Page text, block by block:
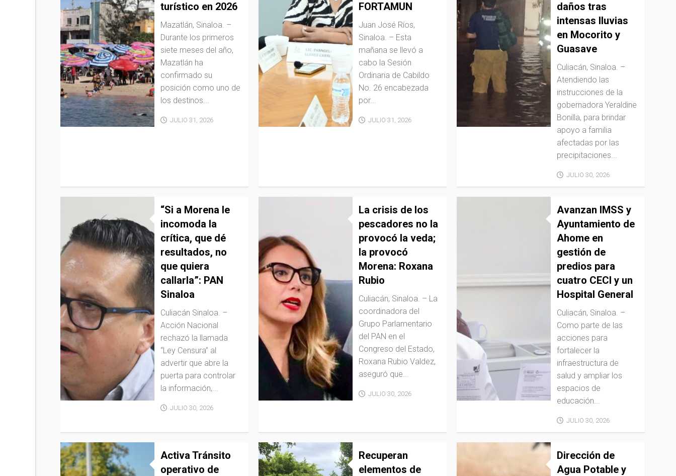
turístico en 2026
Mazatlán, Sinaloa. –
Durante los primeros
siete meses del año,
Mazatlán ha
confirmado su
posición como uno de
los destinos...
JULIO 31, 2026
FORTAMUN
Juan José Ríos,
Sinaloa. – Esta
mañana se llevó a
cabo la Sesión
Ordinaria de Cabildo
No. 26 encabezada
por...
JULIO 31, 2026
daños tras
intensas lluvias
en Mocorito y
Guasave
Culiacán, Sinaloa. –
Atendiendo las
instrucciones de la
gobernadora Yeraldine
Bonilla, para brindar
apoyo a familia
afectadas por las
precipitaciones...
JULIO 30, 2026
“Si a Morena le
incomoda la
crítica, que dé
resultados, no
que quiera
callarla”: PAN
Sinaloa
Culiacán Sinaloa. –
Acción Nacional
rechazó la llamada
“Ley Censura” al
advertir que abre la
puerta para controlar
la información,...
JULIO 30, 2026
La crisis de los
pescadores no la
provocó la veda;
la provocó
Morena: Roxana
Rubio
Culiacán, Sinaloa. – La
coordinadora del
Grupo Parlamentario
del PAN en el
Congreso del Estado,
Roxana Rubio Valdez,
aseguró que...
JULIO 30, 2026
Avanzan IMSS y
Ayuntamiento de
Ahome en
gestión de
predios para
cuatro CECI y un
Hospital General
Culiacán, Sinaloa. –
Como parte de las
acciones para
fortalecer la
infraestructura de
salud y ampliar los
espacios de
educación...
JULIO 30, 2026
Activa Tránsito
operativo de
Recuperan
elementos de
Dirección de
Agua Potable y